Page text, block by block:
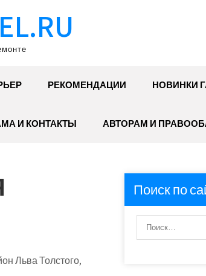
РЕКОМЕНДАЦИИ НОВИНКИ
И КОНТАКТЫ АВТОРАМ И
Льва Толстого,
Поиск по